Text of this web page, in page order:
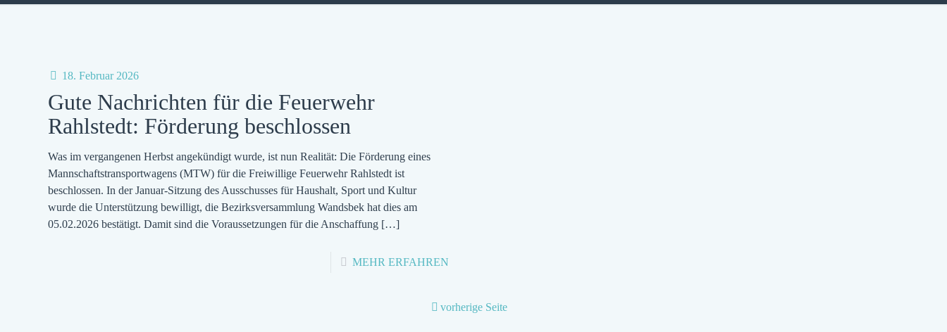
18. Februar 2026
Gute Nachrichten für die Feuerwehr
Rahlstedt: Förderung beschlossen
Was im vergangenen Herbst angekündigt wurde, ist nun Realität: Die Förderung eines
Mannschaftstransportwagens (MTW) für die Freiwillige Feuerwehr Rahlstedt ist
beschlossen. In der Januar-Sitzung des Ausschusses für Haushalt, Sport und Kultur
wurde die Unterstützung bewilligt, die Bezirksversammlung Wandsbek hat dies am
05.02.2026 bestätigt. Damit sind die Voraussetzungen für die Anschaffung[…]
MEHR ERFAHREN-
NACHRICHTEN
vorherige Seite